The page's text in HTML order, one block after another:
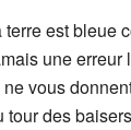
terre est bleue
une erreur
ne vous
tour des